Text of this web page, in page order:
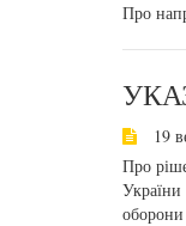
Про
19
Про